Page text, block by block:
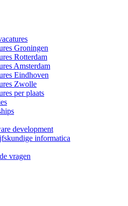
Groningen
Rotterdam
Amsterdam
Eindhoven
Zwolle
per plaats
development
informatica
vragen